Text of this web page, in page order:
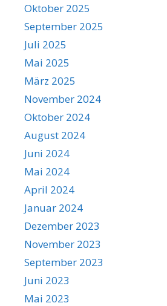
Oktober 2025
September 2025
Juli 2025
Mai 2025
März 2025
November 2024
Oktober 2024
August 2024
Juni 2024
Mai 2024
April 2024
Januar 2024
Dezember 2023
November 2023
September 2023
Juni 2023
Mai 2023